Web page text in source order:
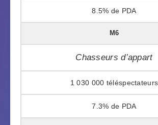
8.5%
M6
Chasseurs d’appart
1 030 000
7.3%